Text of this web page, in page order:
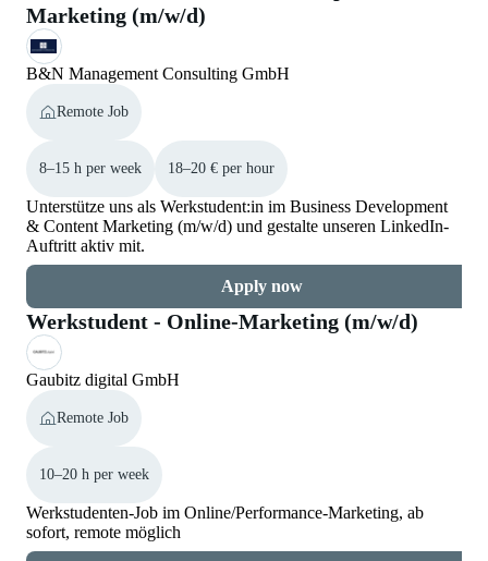
Marketing (m/w/d)
B&N Management Consulting GmbH
Remote Job
8–15 h per week 18–20 € per hour
Unterstütze uns als Werkstudent:in im Business Development
& Content Marketing (m/w/d) und gestalte unseren LinkedIn-
Auftritt aktiv mit.
Apply now
Werkstudent - Online-Marketing (m/w/d)
Gaubitz digital GmbH
Remote Job
10–20 h per week
Werkstudenten-Job im Online/Performance-Marketing, ab
sofort, remote möglich